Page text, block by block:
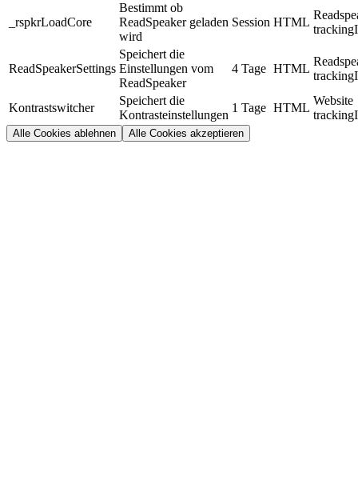
_rspkrLoadCore
Bestimmt ob
ReadSpeaker geladen
wird
Session HTML
ReadSpeakerSettings
Speichert die
Einstellungen vom
ReadSpeaker
4 Tage HTML
Kontrastswitcher
Speichert die
Kontrasteinstellungen
1 Tage HTML
Website
Alle Cookies ablehnen Alle Cookies akzeptieren